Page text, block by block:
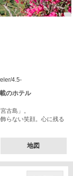
のホテル
古島」。
らない笑顔。心に残る
地図